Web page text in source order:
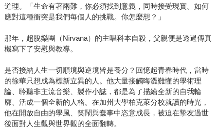
道理。「生命有著兩難，你必須找到意義，同時接受現實。如何
應對這種衝突是我們每個人的挑戰。你怎麼想？」
那年，超脫樂團（Nirvana）的主唱科本自殺，父親便是透過傳真
機寫下了安慰與教導。
是否接納人生一切順境與逆境皆是養分？回憶起青春時代，當時
的徐華只想成為標新立異的人。他大量接觸晦澀難懂的學術理
論、聆聽非主流音樂、製作小誌，都是為了描繪全新的自我輪
廓、活成一個全新的人格。在加州大學柏克萊分校就讀的時光，
他在開放自由的學風、笑鬧與蠢事中恣意成長，被迫在摯友過世
後面對人生觀與世界觀的全面翻轉。